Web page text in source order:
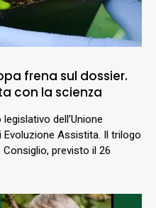
frena sul dossier.
con la scienza
dell’Unione
Evoluzione Assistita. Il trilogo
previsto il 26